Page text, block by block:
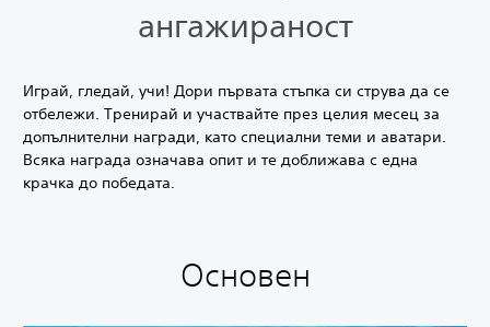
ангажираност
Играй, гледай, учи! Дори първата стъпка си струва да се
отбележи. Тренирай и участвайте през целия месец за
допълнителни награди, като специални теми и аватари.
Всяка награда означава опит и те доближава с една
крачка до победата.
Основен